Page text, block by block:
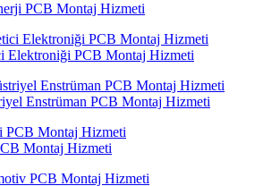
PCB Montaj Hizmeti
Elektroniği PCB Montaj Hizmeti
Enstrüman PCB Montaj Hizmeti
Montaj Hizmeti